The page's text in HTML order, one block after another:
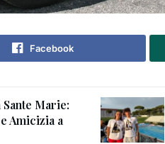
Facebook
Marie:
Amicizia a